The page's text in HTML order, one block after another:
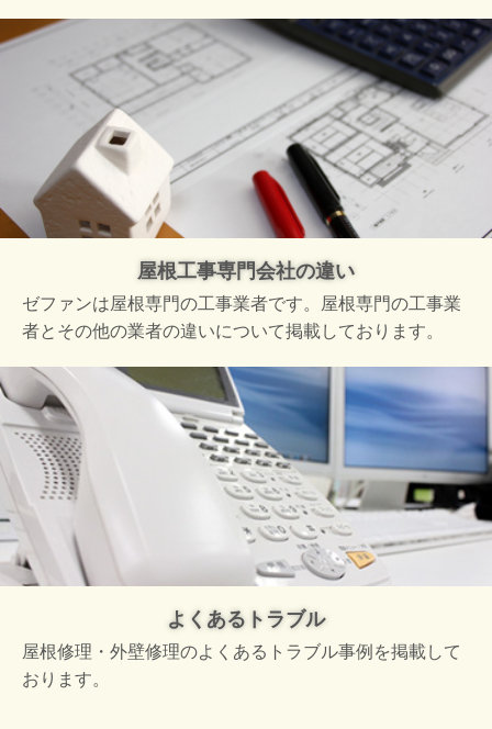
屋根工事専門会社の違い
ゼファンは屋根専門の工事業者です。屋根専門の工事業
者とその他の業者の違いについて掲載しております。
よくあるトラブル
屋根修理・外壁修理のよくあるトラブル事例を掲載して
おります。